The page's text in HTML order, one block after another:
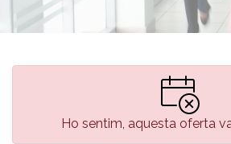
Ho sentim, aquesta oferta